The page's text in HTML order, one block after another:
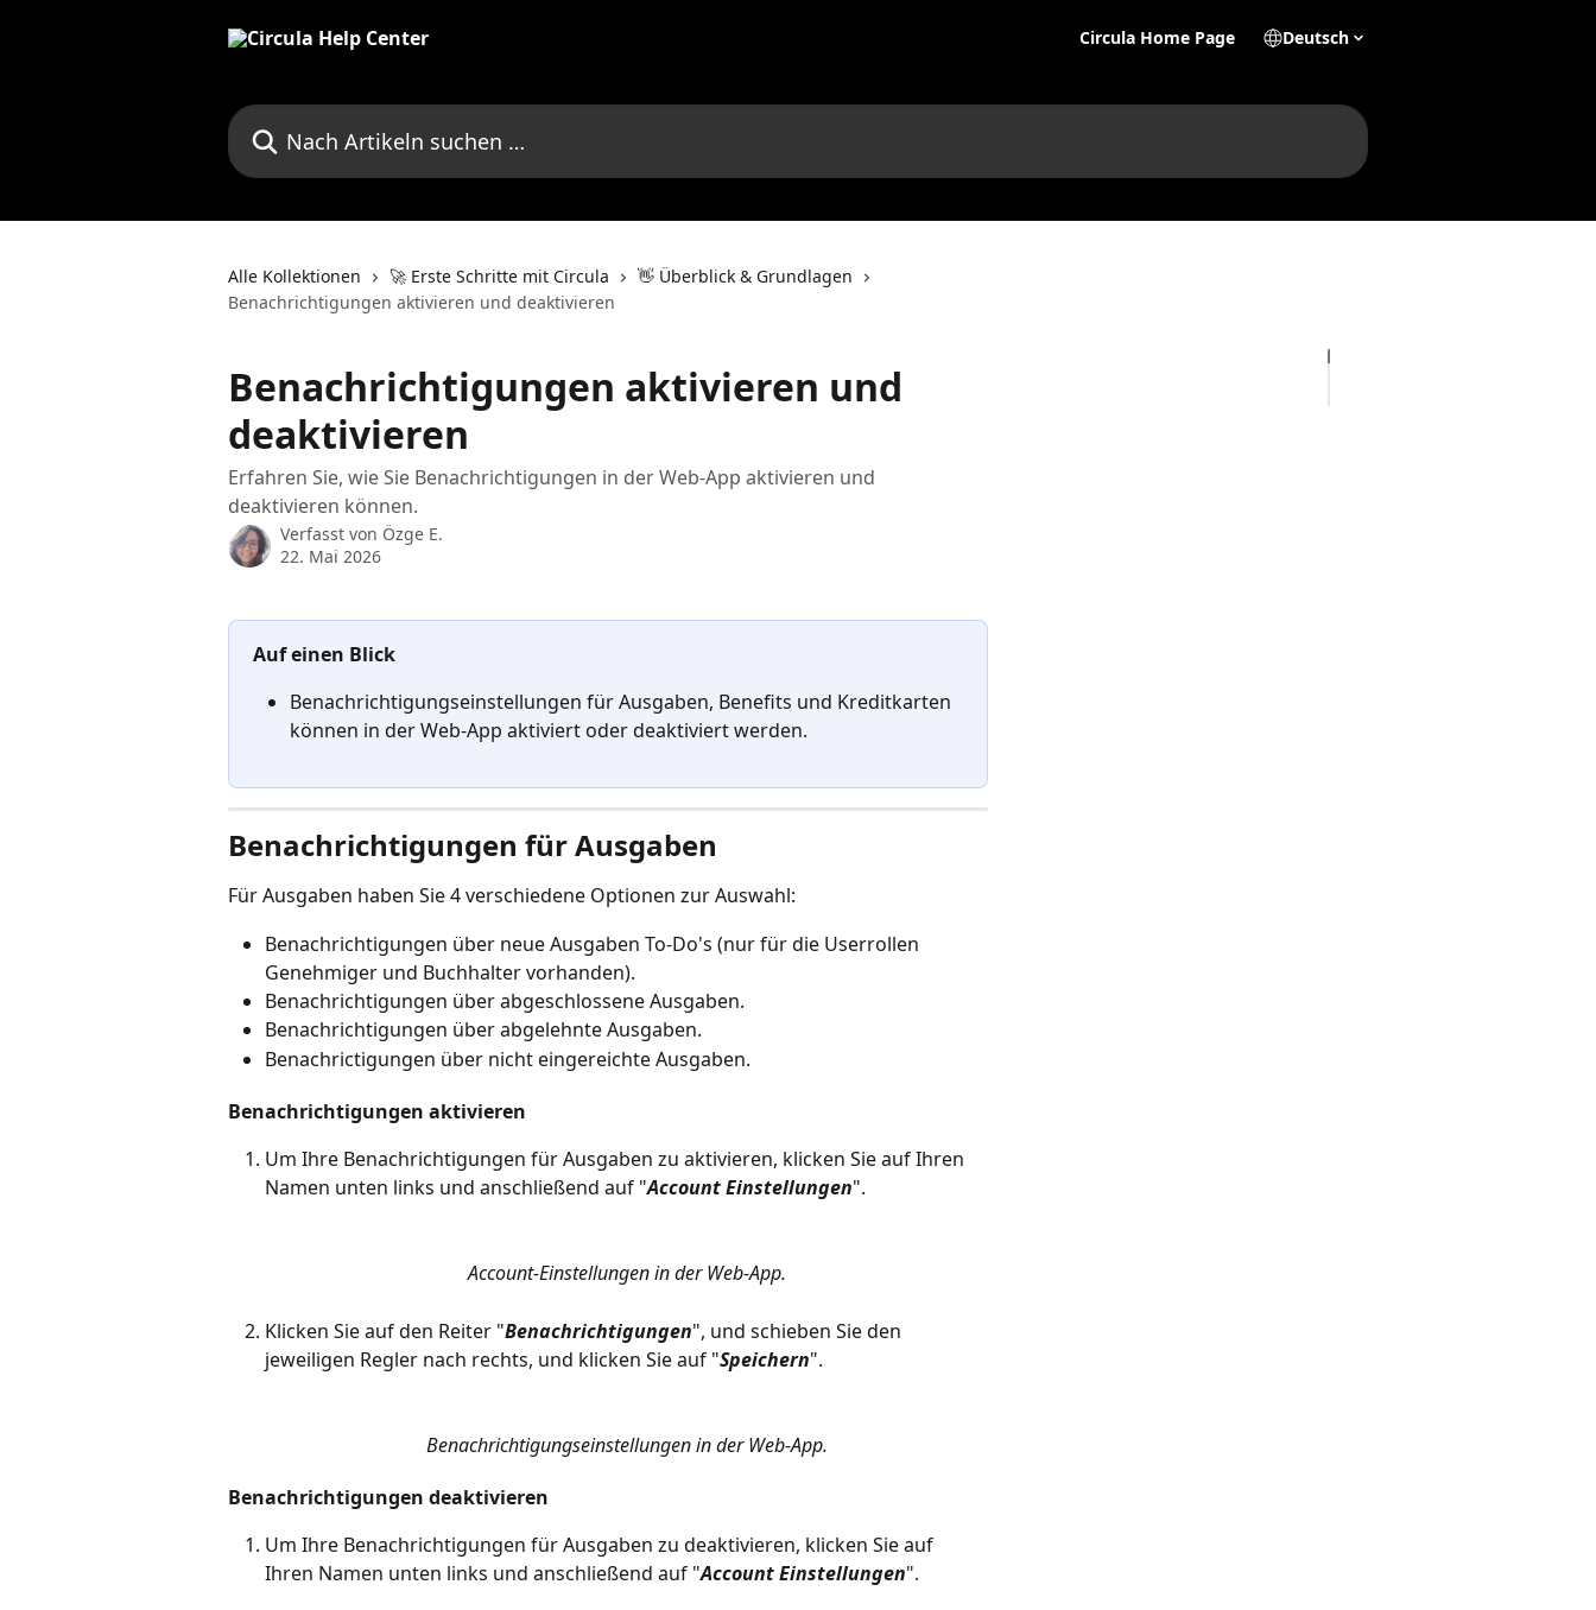
Circula Home Page Deutsch
Nach Artikeln suchen …
Alle Kollektionen 🚀 Erste Schritte mit Circula
👋 Überblick & Grundlagen
Benachrichtigungen aktivieren und deaktivieren
Benachrichtigungen aktivieren und
deaktivieren
Erfahren Sie, wie Sie Benachrichtigungen in der Web-App aktivieren und
deaktivieren können.
Verfasst von Özge E.
22. Mai 2026
Auf einen Blick
Benachrichtigungseinstellungen für Ausgaben, Benefits und Kreditkarten
können in der Web-App aktiviert oder deaktiviert werden.
Benachrichtigungen für Ausgaben
Für Ausgaben haben Sie 4 verschiedene Optionen zur Auswahl:
Benachrichtigungen über neue Ausgaben To-Do's (nur für die Userrollen
Genehmiger und Buchhalter vorhanden).
Benachrichtigungen über abgeschlossene Ausgaben.
Benachrichtigungen über abgelehnte Ausgaben.
Benachrictigungen über nicht eingereichte Ausgaben.
Benachrichtigungen aktivieren
Um Ihre Benachrichtigungen für Ausgaben zu aktivieren, klicken Sie auf Ihren
Namen unten links und anschließend auf "Account Einstellungen".
Account-Einstellungen in der Web-App.
Klicken Sie auf den Reiter "Benachrichtigungen", und schieben Sie den
jeweiligen Regler nach rechts, und klicken Sie auf "Speichern".
Benachrichtigungseinstellungen in der Web-App.
Benachrichtigungen deaktivieren
Um Ihre Benachrichtigungen für Ausgaben zu deaktivieren, klicken Sie auf
Ihren Namen unten links und anschließend auf "Account Einstellungen".